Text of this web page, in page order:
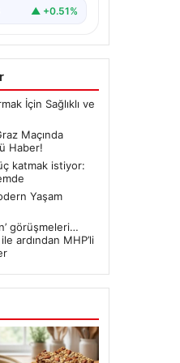
▲ +0.51%
İçin Sağlıklı ve
Maçında
Haber!
katmak istiyor:
Yaşam
görüşmeleri…
ardından MHP’li